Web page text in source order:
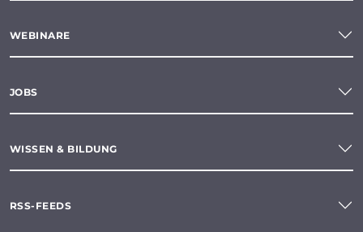
WEBINARE
JOBS
WISSEN & BILDUNG
RSS-FEEDS